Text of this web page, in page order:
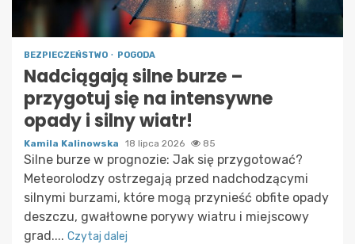
BEZPIECZEŃSTWO POGODA
Nadciągają silne burze –
przygotuj się na intensywne
opady i silny wiatr!
Kamila Kalinowska 18 lipca 2026 85
Silne burze w prognozie: Jak się przygotować?
Meteorolodzy ostrzegają przed nadchodzącymi
silnymi burzami, które mogą przynieść obfite opady
deszczu, gwałtowne porywy wiatru i miejscowy
grad.... Czytaj dalej